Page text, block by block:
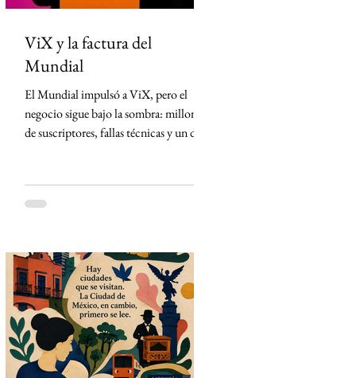
ViX y la factura del
Mundial
El Mundial impulsó a ViX, pero el
negocio sigue bajo la sombra: millones
de suscriptores, fallas técnicas y un dato
representó la mayor apuesta de
TelevisaUnivision desde el lanzamiento
valioso: los derechos exclusivos para
transmitir por streaming los 104
partidos del torneo en México. La
estrategia parecía impecable: convertir
el evento deportivo